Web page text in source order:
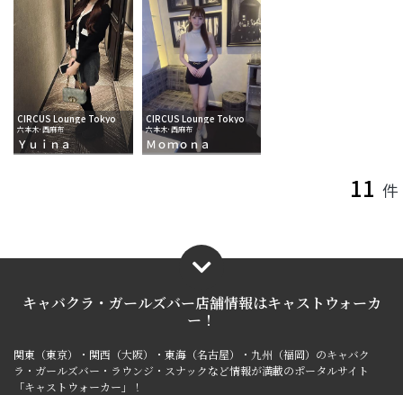
CIRCUS Lounge Tokyo
六本木･西麻布
Ｙｕｉｎａ
CIRCUS Lounge Tokyo
六本木･西麻布
Ｍｏｍｏｎａ
11 件
キャバクラ・ガールズバー店舗情報はキャストウォーカ
ー！
関東（東京）・関西（大阪）・東海（名古屋）・九州（福岡）のキャバク
ラ・ガールズバー・ラウンジ・スナックなど情報が満載のポータルサイト
「キャストウォーカー」！